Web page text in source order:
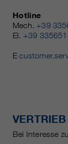
Hotline
Mech. +39
El. +39
E
VERTRIEB
Bei Interesse